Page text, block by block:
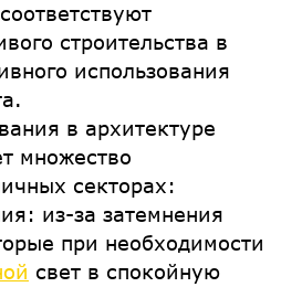
строительства в
использования
в архитектуре
множество
секторах:
из-за затемнения
при необходимости
свет в спокойную